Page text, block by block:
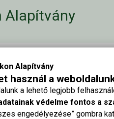
Alapítvány
használ a
a lehető legjobb
védelme fontos a
engedélyezése” gombra
Alapítvány
keszthelyi agrárkémikusok